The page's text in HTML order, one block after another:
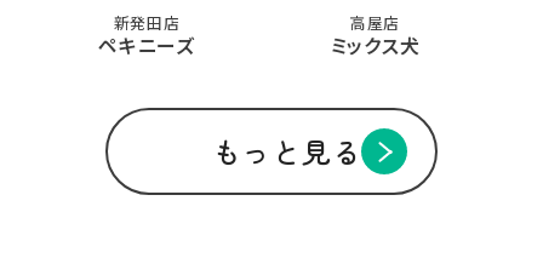
新発田店
ペキニーズ
高屋店
ミックス犬
もっと見る